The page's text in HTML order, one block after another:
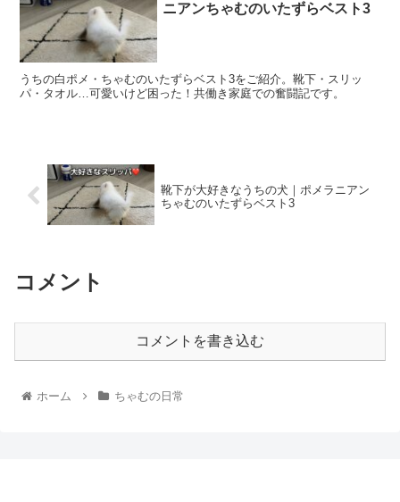
ニアンちゃむのいたずらベスト3
うちの白ポメ・ちゃむのいたずらベスト3をご紹介。靴下・スリッ
パ・タオル…可愛いけど困った！共働き家庭での奮闘記です。
靴下が大好きなうちの犬｜ポメラニアン
ちゃむのいたずらベスト3
コメント
コメントを書き込む
ホーム ちゃむの日常